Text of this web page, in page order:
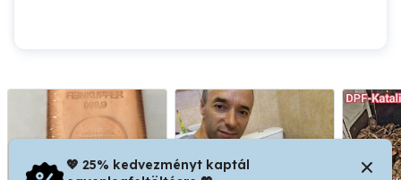
💖 25% kedvezményt kaptál